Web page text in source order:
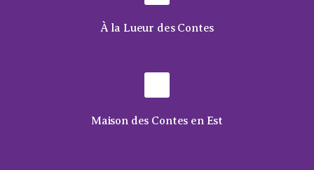
À la Lueur des Contes
Maison des Contes en Est